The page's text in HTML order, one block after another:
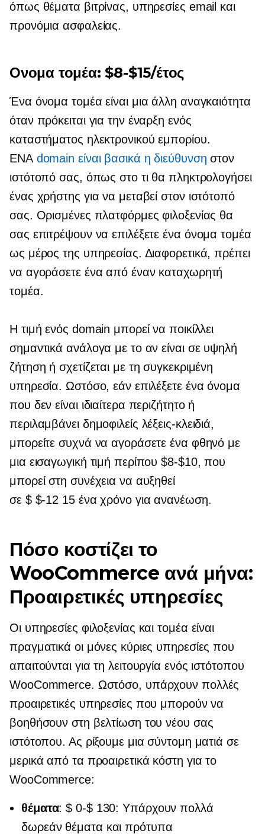
όπως θέματα βιτρίνας, υπηρεσίες email και
προνόμια ασφαλείας.
Ονομα τομέα:$8-$15/έτος
Ένα όνομα τομέα είναι μια άλλη αναγκαιότητα
όταν πρόκειται για την έναρξη ενός
καταστήματος ηλεκτρονικού εμπορίου.
ΕΝΑ domain είναι βασικά η διεύθυνση στον
ιστότοπό σας, όπως στο τι θα πληκτρολογήσει
ένας χρήστης για να μεταβεί στον ιστότοπό
σας. Ορισμένες πλατφόρμες φιλοξενίας θα
σας επιτρέψουν να επιλέξετε ένα όνομα τομέα
ως μέρος της υπηρεσίας. Διαφορετικά, πρέπει
να αγοράσετε ένα από έναν καταχωρητή
τομέα.
Η τιμή ενός domain μπορεί να ποικίλλει
σημαντικά ανάλογα με το αν είναι σε υψηλή
ζήτηση ή σχετίζεται με τη συγκεκριμένη
υπηρεσία. Ωστόσο, εάν επιλέξετε ένα όνομα
που δεν είναι ιδιαίτερα περιζήτητο ή
περιλαμβάνει δημοφιλείς λέξεις-κλειδιά,
μπορείτε συχνά να αγοράσετε ένα φθηνό με
μια εισαγωγική τιμή περίπου$8-$10, που
μπορεί στη συνέχεια να αυξηθεί
σε $ $-12 15ένα χρόνο για ανανέωση.
Πόσο κοστίζει το
WooCommerce ανά μήνα:
Προαιρετικές υπηρεσίες
Οι υπηρεσίες φιλοξενίας και τομέα είναι
πραγματικά οι μόνες κύριες υπηρεσίες που
απαιτούνται για τη λειτουργία ενός ιστότοπου
WooCommerce. Ωστόσο, υπάρχουν πολλές
προαιρετικές υπηρεσίες που μπορούν να
βοηθήσουν στη βελτίωση του νέου σας
ιστότοπου. Ας ρίξουμε μια σύντομη ματιά σε
μερικά από τα προαιρετικά κόστη για το
WooCommerce:
θέματα:$ 0-$ 130: Υπάρχουν πολλά
δωρεάν θέματα και πρότυπα